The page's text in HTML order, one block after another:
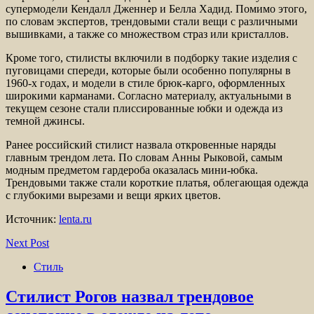
супермодели Кендалл Дженнер и Белла Хадид. Помимо этого,
по словам экспертов, трендовыми стали вещи с различными
вышивками, а также со множеством страз или кристаллов.
Кроме того, стилисты включили в подборку такие изделия с
пуговицами спереди, которые были особенно популярны в
1960-х годах, и модели в стиле брюк-карго, оформленных
широкими карманами. Согласно материалу, актуальными в
текущем сезоне стали плиссированные юбки и одежда из
темной джинсы.
Ранее российский стилист назвала откровенные наряды
главным трендом лета. По словам Анны Рыковой, самым
модным предметом гардероба оказалась мини-юбка.
Трендовыми также стали короткие платья, облегающая одежда
с глубокими вырезами и вещи ярких цветов.
Источник: lenta.ru
Next Post
Стиль
Стилист Рогов назвал трендовое